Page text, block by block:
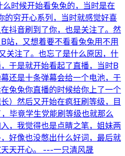
时候开始看兔兔的，当时是在
的穷开心系列，当时就感觉好喜
抖音刷到了你，也是关注了。然
站，又想着要不看看兔兔用不用
关注了。也忘了是什么原因，什
于是就开始看起了直播，当时B
还是十条弹幕会给一个电池，于
兔兔你直播的时候给你上了一个
）然后又开始在疯狂刷等级，目
毕竟学生党能刷等级也就那么
，我觉得也是点睛之笔，姐妹两
好像也没憋出什么好词，最后就
天开心。 ---一只清风晟